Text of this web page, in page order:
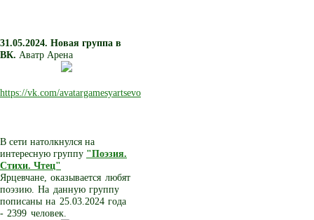
31.05.2024. Новая группа в
ВК. Аватр Арена
https://vk.com/avatargamesyartsevo
В сети натолкнулся на
интересную группу "Поэзия.
Стихи. Чтец"
Ярцевчане, оказывается любят
поэзию. На данную группу
пописаны на 25.03.2024 года
- 2399 человек.